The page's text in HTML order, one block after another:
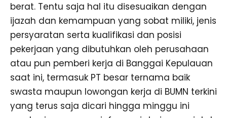
berat. Tentu saja hal itu disesuaikan dengan
ijazah dan kemampuan yang sobat miliki, jenis
persyaratan serta kualifikasi dan posisi
pekerjaan yang dibutuhkan oleh perusahaan
atau pun pemberi kerja di Banggai Kepulauan
saat ini, termasuk PT besar ternama baik
swasta maupun lowongan kerja di BUMN terkini
yang terus saja dicari hingga minggu ini